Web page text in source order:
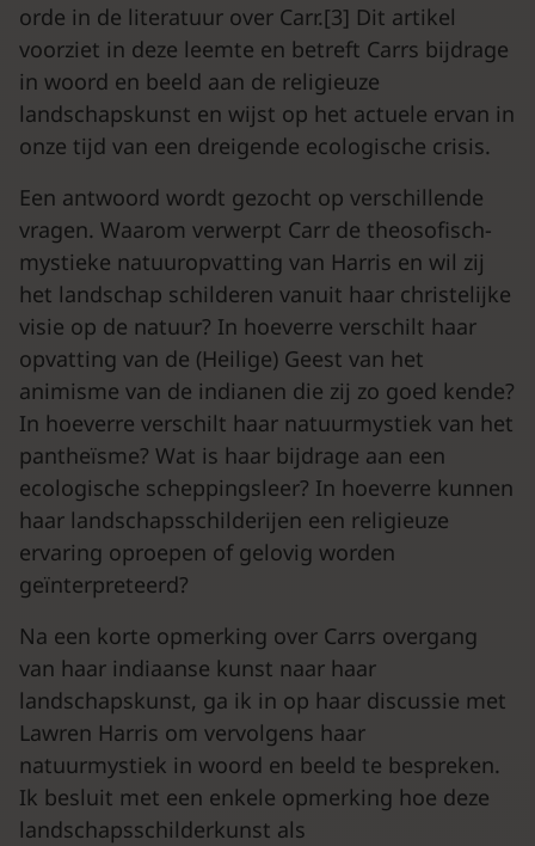
orde in de literatuur over Carr.[3] Dit artikel
voorziet in deze leemte en betreft Carrs bijdrage
in woord en beeld aan de religieuze
landschapskunst en wijst op het actuele ervan in
onze tijd van een dreigende ecologische crisis.
Een antwoord wordt gezocht op verschillende
vragen. Waarom verwerpt Carr de theosofisch-
mystieke natuuropvatting van Harris en wil zij
het landschap schilderen vanuit haar christelijke
visie op de natuur? In hoeverre verschilt haar
opvatting van de (Heilige) Geest van het
animisme van de indianen die zij zo goed kende?
In hoeverre verschilt haar natuurmystiek van het
pantheïsme? Wat is haar bijdrage aan een
ecologische scheppingsleer? In hoeverre kunnen
haar landschapsschilderijen een religieuze
ervaring oproepen of gelovig worden
geïnterpreteerd?
Na een korte opmerking over Carrs overgang
van haar indiaanse kunst naar haar
landschapskunst, ga ik in op haar discussie met
Lawren Harris om vervolgens haar
natuurmystiek in woord en beeld te bespreken.
Ik besluit met een enkele opmerking hoe deze
landschapsschilderkunst als